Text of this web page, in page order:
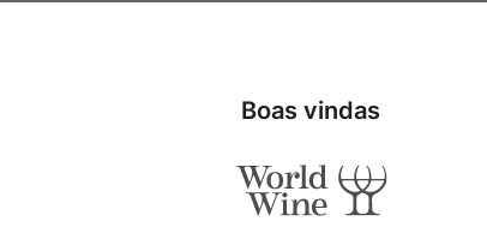
com ragu de cogumelos, além deBoas vindas